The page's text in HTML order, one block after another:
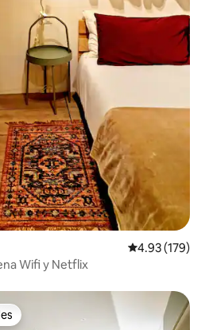
Calificación
4.93 (179)
Wifi y Netflix